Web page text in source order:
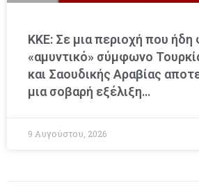
ΚΚΕ: Σε μια περιοχή που ήδη
«αμυντικό» σύμφωνο
και Σαουδικής Αραβίας
μια σοβαρή εξέλιξη…
9 Αυγούστου, 2026